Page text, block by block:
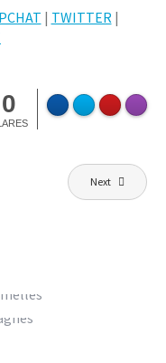
| TWITTER|
0
Next
COMING !